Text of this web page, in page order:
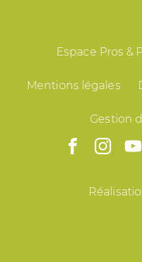
Espace Pros &
Mentions légales
Gestion